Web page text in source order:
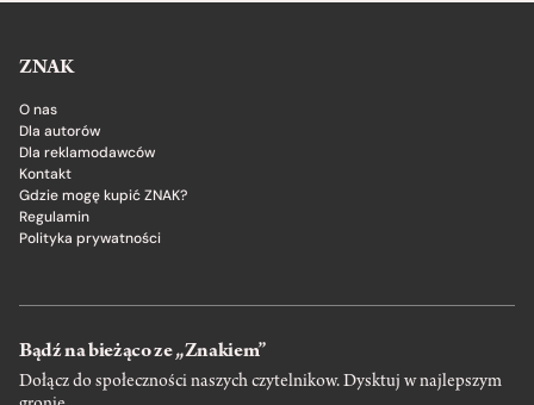
ZNAK
O nas
Dla autorów
Dla reklamodawców
Kontakt
Gdzie mogę kupić ZNAK?
Regulamin
Polityka prywatności
Bądź na bieżąco ze „Znakiem”
Dołącz do społeczności naszych czytelnikow. Dysktuj w najlepszym